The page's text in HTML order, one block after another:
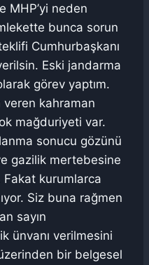
MHP’yi neden
bunca sorun
Cumhurbaşkanı
Eski jandarma
görev yaptım.
veren kahraman
mağduriyeti var.
sonucu gözünü
gazilik mertebesine
Fakat kurumlarca
Siz buna rağmen
sayın
ünvanı verilmesini
bir belgesel